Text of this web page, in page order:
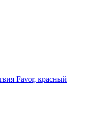
Favor, красный